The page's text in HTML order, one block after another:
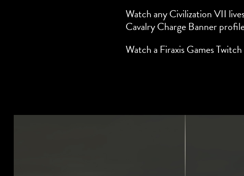
Watch any Civilization VII
Cavalry Charge Banner
Watch a Firaxis Games